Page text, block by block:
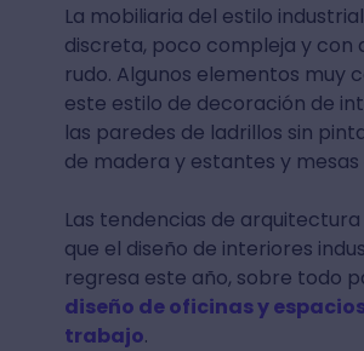
La mobiliaria del estilo
discreta, poco compleja y con
rudo. Algunos elementos muy
este estilo de decoración de
las paredes de ladrillos sin
de madera y estantes y
Las tendencias de
que el diseño de interiores
regresa este año, sobre todo
diseño de oficinas y
trabajo.